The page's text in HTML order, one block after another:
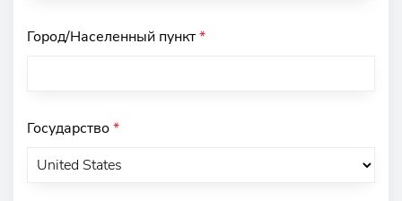
Город/Населенный пункт*
Государство*